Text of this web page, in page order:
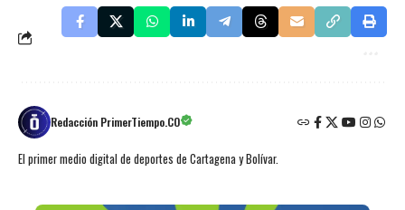
Redacción PrimerTiempo.CO
El primer medio digital de deportes de Cartagena y Bolívar.